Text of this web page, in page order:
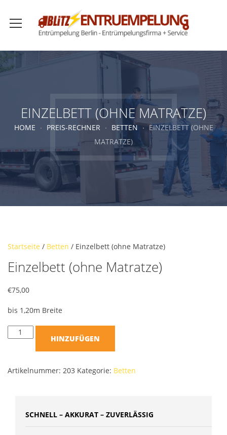
EINZELBETT (OHNE MATRATZE)
HOME PREIS-RECHNER BETTEN
EINZELBETT (OHNE
MATRATZE)
Startseite / Betten / Einzelbett (ohne Matratze)
Einzelbett (ohne Matratze)
€75,00
bis 1,20m Breite
HINZUFÜGEN
Artikelnummer: 203 Kategorie: Betten
SCHNELL – AKKURAT – ZUVERLÄSSIG